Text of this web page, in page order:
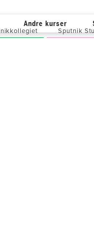
Sputnik
Andre kurser